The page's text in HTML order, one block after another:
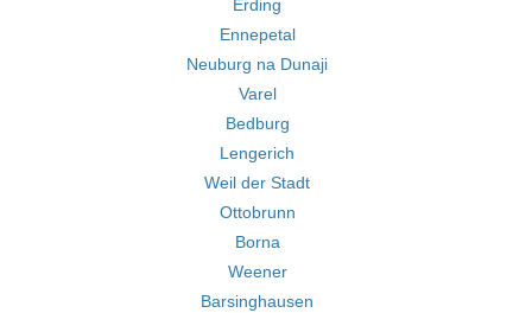
Erding
Ennepetal
Neuburg na Dunaji
Varel
Bedburg
Lengerich
Weil der Stadt
Ottobrunn
Borna
Weener
Barsinghausen